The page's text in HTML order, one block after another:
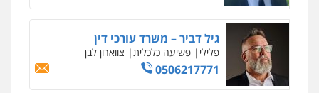
גיא זהבי משרד עורכי דין
פלילי משפחה
503456449